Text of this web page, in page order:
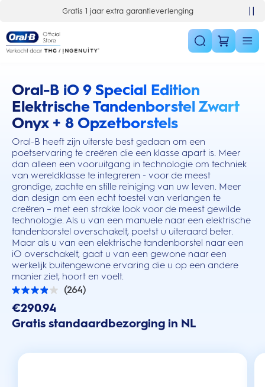
jaar extra garantieverlenging
Oral-B iO 9 Special Edition
Elektrische Tandenborstel Zwart
Onyx + 8 Opzetborstels
Oral-B heeft zijn uiterste best gedaan om een
poetservaring te creëren die een klasse apart is. Meer
dan alleen een vooruitgang in technologie om techniek
van wereldklasse te integreren - voor de meest
grondige, zachte en stille reiniging van uw leven. Meer
dan design om een echt toestel van verlangen te
creëren – met een strakke look voor de meest gewilde
technologie. Als u van een manuele naar een elektrische
tandenborstel overschakelt, poetst u uiteraard beter.
Maar als u van een elektrische tandenborstel naar een
iO overschakelt, gaat u van een gewone naar een
werkelijk buitengewone ervaring die u op een andere
manier ziet, hoort en voelt.
this action will scroll you to the reviews section
(264)
3.9
van
de
5
sterren.
€290.94
Gratis standaardbezorging in NL